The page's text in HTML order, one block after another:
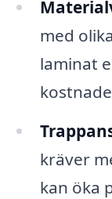
med
laminat
kräver
kan öka